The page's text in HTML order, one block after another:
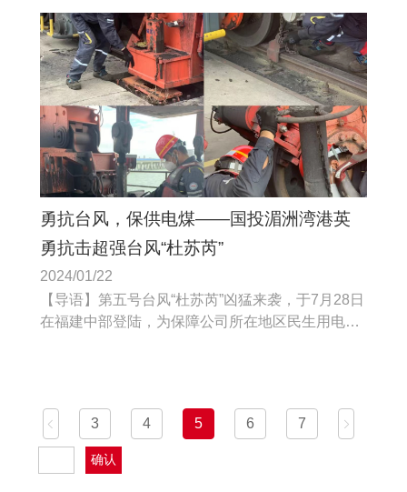
勇抗台风，保供电煤——国投湄洲湾港英
勇抗击超强台风“杜苏芮”
2024/01/22
【导语】第五号台风“杜苏芮”凶猛来袭，于7月28日
在福建中部登陆，为保障公司所在地区民生用电和
上一页
3 4 5 6 7